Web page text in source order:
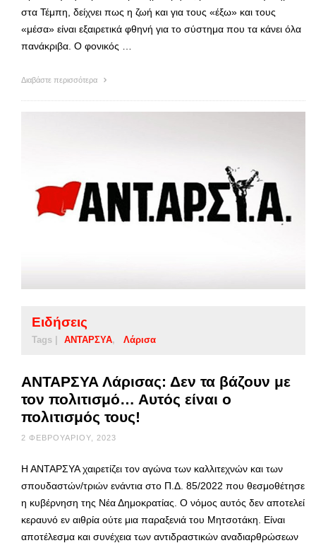
στα Τέμπη, δείχνει πως η ζωή και για τους «έξω» και τους
«μέσα» είναι εξαιρετικά φθηνή για το σύστημα που τα κάνει όλα
πανάκριβα. Ο φονικός …
Διαβάστε περισσότερα
Ειδήσεις
Tags | ΑΝΤΑΡΣΥΑ Λάρισα
ΑΝΤΑΡΣΥΑ Λάρισας: Δεν τα βάζουν με
τον πολιτισμό… Αυτός είναι ο
πολιτισμός τους!
2 ΦΕΒΡΟΥΑΡΊΟΥ, 2023
Η ΑΝΤΑΡΣΥΑ χαιρετίζει τον αγώνα των καλλιτεχνών και των
σπουδαστών/τριών ενάντια στο Π.Δ. 85/2022 που θεσμοθέτησε
η κυβέρνηση της Νέα Δημοκρατίας. Ο νόμος αυτός δεν αποτελεί
κεραυνό εν αιθρία ούτε μια παραξενιά του Μητσοτάκη. Είναι
αποτέλεσμα και συνέχεια των αντιδραστικών αναδιαρθρώσεων